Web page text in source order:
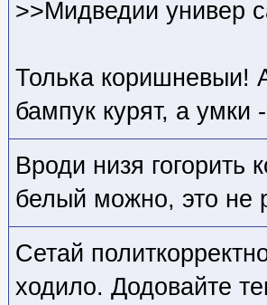
>>Мидведии универ
Толька коришневыи!
бампук курят, а
Вроди низя
белый можно, это не
Сетай
ходило. Додовайте